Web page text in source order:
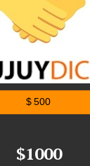
$ 500
$1000